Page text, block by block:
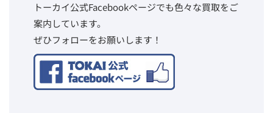
トーカイ公式Facebookページでも色々な買取をご
案内しています。
ぜひフォローをお願いします！